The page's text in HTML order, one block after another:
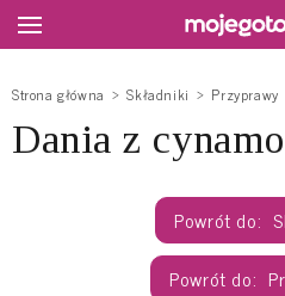
Strona główna Składniki Przyprawy
Dania z